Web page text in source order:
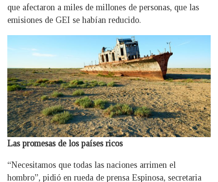
que afectaron a miles de millones de personas, que las
emisiones de GEI se habían reducido.
Las promesas de los países ricos
“Necesitamos que todas las naciones arrimen el
hombro”, pidió en rueda de prensa Espinosa, secretaria